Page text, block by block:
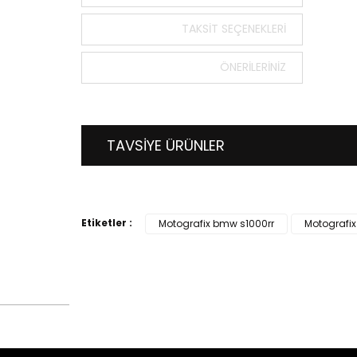
TAKSIT SEÇENEKLERI
ÖNERILERINIZ
Bu
TAVSİYE ÜRÜNLER
Etiketler : Motografix bmw s1000rr